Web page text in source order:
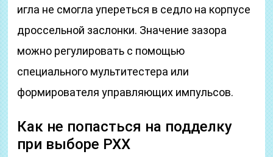
игла не смогла упереться в седло на корпусе
дроссельной заслонки. Значение зазора
можно регулировать с помощью
специального мультитестера или
формирователя управляющих импульсов.
Как не попасться на подделку
при выборе РХХ